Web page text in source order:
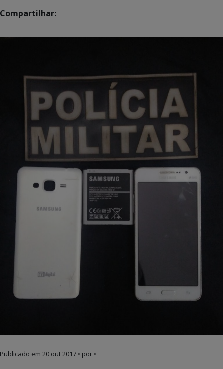
Compartilhar:
Publicado em 20 out 2017 • por •